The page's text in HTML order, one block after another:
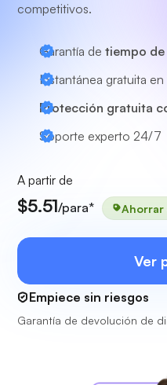
competitivos.
Garantía de tiempo
Instantánea gratuita
Protección gratuita
Soporte experto 24/7
A partir de
$5.51/para*
Ver
Empiece sin riesgos
Garantía de devolución de